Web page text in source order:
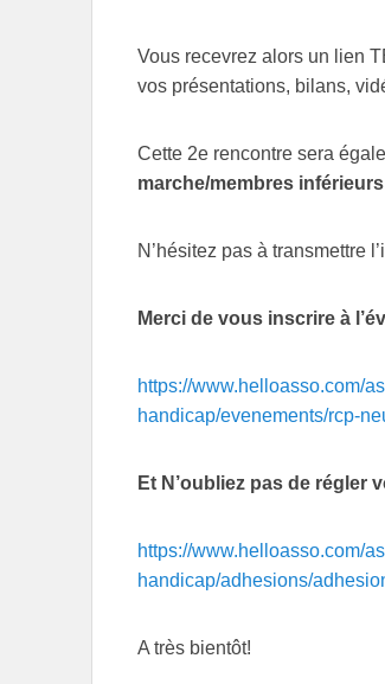
Vous recevrez alors un lien
vos présentations, bilans,
Cette 2e rencontre sera
marche/membres
N’hésitez pas à transmettre
Merci de vous inscrire à
https://www.helloasso.com/
handicap/evenements/rcp-
Et N’oubliez pas de régler
https://www.helloasso.com/
handicap/adhesions/
A très bientôt!